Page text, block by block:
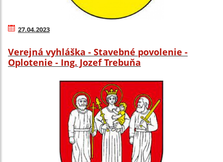
27.04.2023
Verejná vyhláška - Stavebné povolenie -
Oplotenie - Ing. Jozef Trebuňa